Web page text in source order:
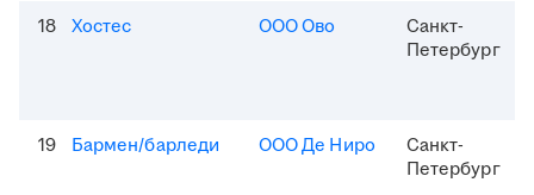
18 Хостес ООО Ово
Санкт-
Петербург
19 Бармен/барледи ООО Де Ниро
Санкт-
Петербург